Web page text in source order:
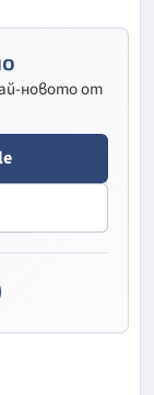
новото от